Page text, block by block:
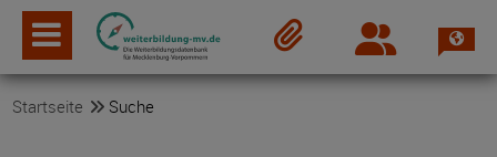
Login
Startseite Suche